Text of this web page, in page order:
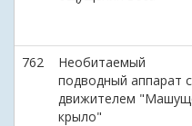
762
Необитаемый
подводный аппарат с
движителем
крыло"